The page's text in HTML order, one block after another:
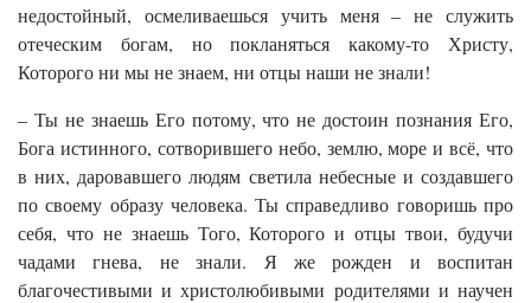
недостойный, осмеливаешься учить меня – не служить
отеческим богам, но покланяться какому-то Христу,
Которого ни мы не знаем, ни отцы наши не знали!
– Ты не знаешь Его потому, что не достоин познания Его,
Бога истинного, сотворившего небо, землю, море и всё, что
в них, даровавшего людям светила небесные и создавшего
по своему образу человека. Ты справедливо говоришь про
себя, что не знаешь Того, Которого и отцы твои, будучи
чадами гнева, не знали. Я же рожден и воспитан
благочестивыми и христолюбивыми родителями и научен